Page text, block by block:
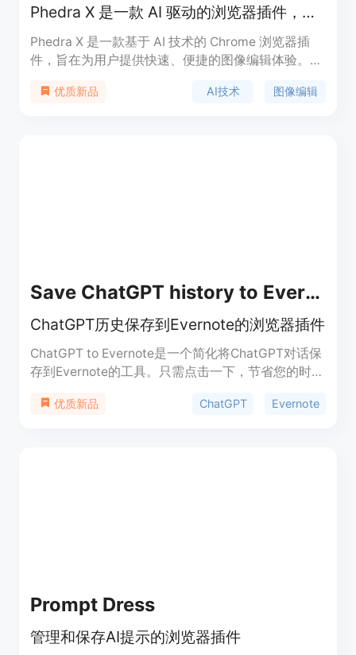
Phedra X 是一款 AI 驱动的浏览器插件，可在浏览器中即时编辑和重新审视图像。
Phedra X 是一款基于 AI 技术的 Chrome 浏览器插
件，旨在为用户提供快速、便捷的图像编辑体验。用
可对图像进行增强、删除对象、更改背景等操作。该
优质新品 AI技术 图像编辑
Save ChatGPT history to Evernote
ChatGPT历史保存到Evernote的浏览器插件
ChatGPT to Evernote是一个简化将ChatGPT对话保
存到Evernote的工具。只需点击一下，节省您的时
立即尝试ChatGPT to Evernote吧！
优质新品 ChatGPT Evernote
Prompt Dress
管理和保存AI提示的浏览器插件